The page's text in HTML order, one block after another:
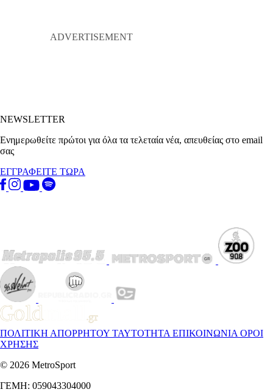
NEWSLETTER
Ενημερωθείτε πρώτοι για όλα τα τελεταία νέα, απευθείας στο email
σας
ΕΓΓΡΑΦΕΙΤΕ ΤΩΡΑ
ΠΟΛΙΤΙΚΗ ΑΠΟΡΡΗΤΟΥ ΤΑΥΤΟΤΗΤΑ ΕΠΙΚΟΙΝΩΝΙΑ ΟΡΟΙ
ΧΡΗΣΗΣ
© 2026 MetroSport
ΓΕΜΗ: 059043304000